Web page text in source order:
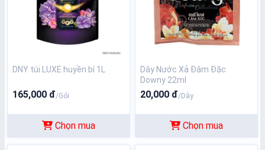
DNY túi LUXE huyền bí 1L
165,000 đ/Gói
Chọn mua
Dây Nước Xả Đậm Đặc
Downy 22ml
20,000 đ/Dây
Chọn mua